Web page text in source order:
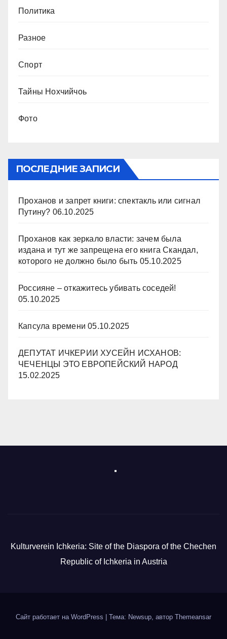
Политика
Разное
Спорт
Тайны Нохчийчоь
Фото
ПОСЛЕДНИЕ ЗАПИСИ
Проханов и запрет книги: спектакль или сигнал
Путину? 06.10.2025
Проханов как зеркало власти: зачем была
издана и тут же запрещена его книга Скандал,
которого не должно было быть 05.10.2025
Россияне – откажитесь убивать соседей!
05.10.2025
Капсула времени 05.10.2025
ДЕПУТАТ ИЧКЕРИИ ХУСЕЙН ИСХАНОВ:
ЧЕЧЕНЦЫ ЭТО ЕВРОПЕЙСКИЙ НАРОД
15.02.2025
Kulturverein Ichkeria: Site of the Diaspora of the Chechen
Republic of Ichkeria in Austria
Сайт работает на WordPress | Тема: Newsup, автор Themeansar